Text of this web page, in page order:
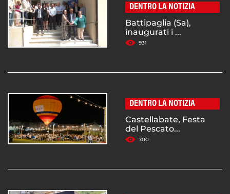
DENTRO LA NOTIZIA
Battipaglia (Sa),
inaugurati i ...
931
DENTRO LA NOTIZIA
Castellabate, Festa
del Pescato...
700